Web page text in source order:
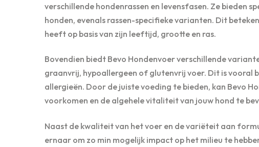
verschillende hondenrassen en levensfasen. Ze bieden
honden, evenals rassen-specifieke varianten. Dit
heeft op basis van zijn leeftijd, grootte en ras.
Bovendien biedt Bevo Hondenvoer verschillende
graanvrij, hypoallergeen of glutenvrij voer. Dit is
allergieën. Door de juiste voeding te bieden, kan Bevo
voorkomen en de algehele vitaliteit van jouw hond te
Naast de kwaliteit van het voer en de variëteit aan
ernaar om zo min mogelijk impact op het milieu te